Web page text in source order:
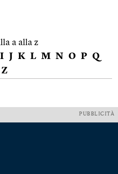
a alla z
I J K L M N O P Q
Z
PUBBLICITÀ